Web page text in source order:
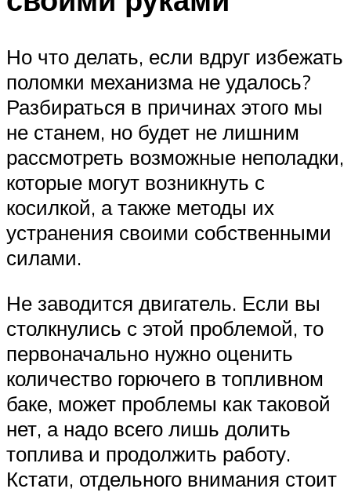
Но что делать, если вдруг избежать
поломки механизма не удалось?
Разбираться в причинах этого мы
не станем, но будет не лишним
рассмотреть возможные неполадки,
которые могут возникнуть с
косилкой, а также методы их
устранения своими собственными
силами.
Не заводится двигатель. Если вы
столкнулись с этой проблемой, то
первоначально нужно оценить
количество горючего в топливном
баке, может проблемы как таковой
нет, а надо всего лишь долить
топлива и продолжить работу.
Кстати, отдельного внимания стоит